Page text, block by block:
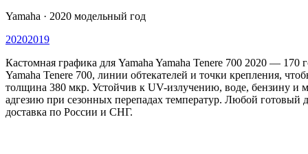
Yamaha · 2020 модельный год
20202019
Кастомная графика для Yamaha Yamaha Tenere 700 2020 —
Yamaha Tenere 700, линии обтекателей и точки крепления,
толщина 380 мкр. Устойчив к UV-излучению, воде, бензину и
адгезию при сезонных перепадах температур. Любой
доставка по России и СНГ.